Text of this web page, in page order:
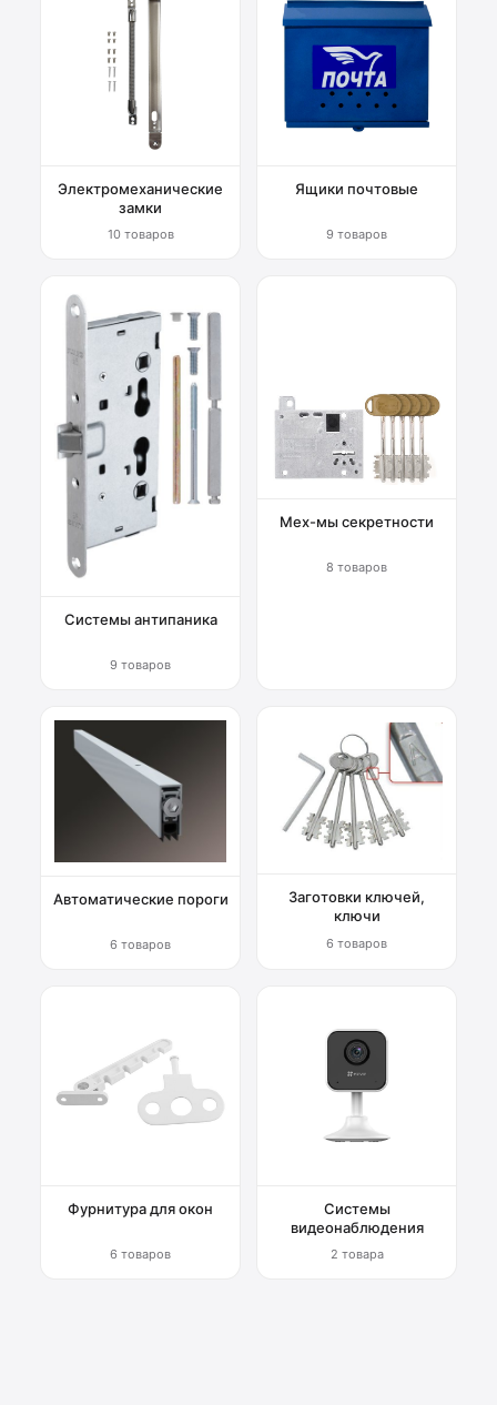
Электромеханические
замки
10 товаров
Ящики почтовые
9 товаров
Системы антипаника
9 товаров
Мех-мы секретности
8 товаров
Автоматические пороги
6 товаров
Заготовки ключей,
ключи
6 товаров
Фурнитура для окон
6 товаров
Системы
видеонаблюдения
2 товара